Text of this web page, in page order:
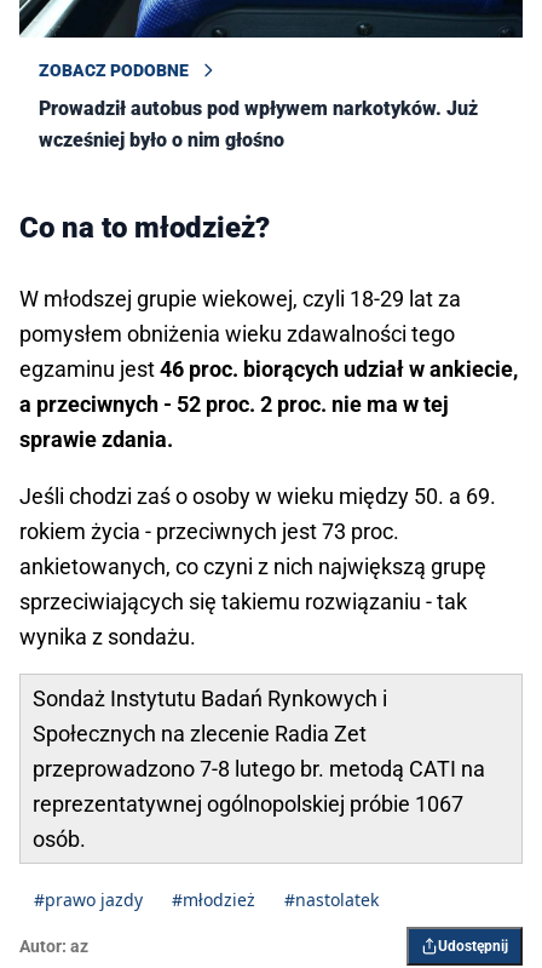
ZOBACZ PODOBNE
Prowadził autobus pod wpływem narkotyków. Już
wcześniej było o nim głośno
Co na to młodzież?
W młodszej grupie wiekowej, czyli 18-29 lat za
pomysłem obniżenia wieku zdawalności tego
egzaminu jest46 proc. biorących udział w ankiecie,
a przeciwnych - 52 proc. 2 proc. nie ma w tej
sprawie zdania.
Jeśli chodzi zaś o osoby w wieku między 50. a 69.
rokiem życia - przeciwnych jest 73 proc.
ankietowanych, co czyni z nich największą grupę
sprzeciwiających się takiemu rozwiązaniu - tak
wynika z sondażu.
Sondaż Instytutu Badań Rynkowych i
Społecznych na zlecenie Radia Zet
przeprowadzono 7-8 lutego br. metodą CATI na
reprezentatywnej ogólnopolskiej próbie 1067
osób.
#prawo jazdy #młodzież #nastolatek
Autor: az Udostępnij